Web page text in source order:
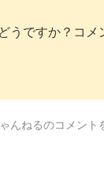
うですか？コメ
んねるのコメント